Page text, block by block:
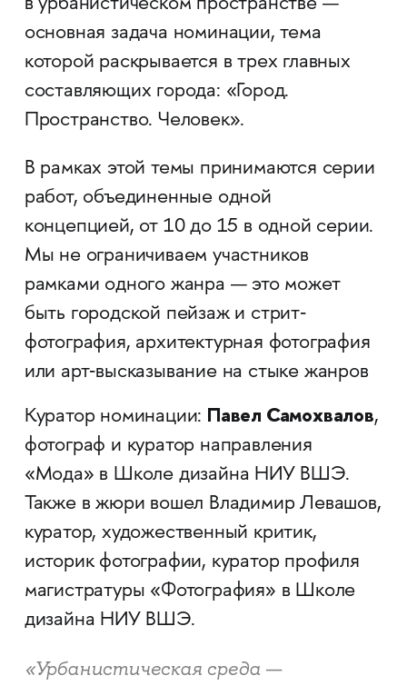
в урбанистическом пространстве —
основная задача номинации, тема
которой раскрывается в трех главных
составляющих города: «Город.
Пространство. Человек».
В рамках этой темы принимаются серии
работ, объединенные одной
концепцией, от 10 до 15 в одной серии.
Мы не ограничиваем участников
рамками одного жанра — это может
быть городской пейзаж и стрит‐
фотография, архитектурная фотография
или арт‐высказывание на стыке жанров
Куратор номинации: Павел Самохвалов,
фотограф и куратор направления
«Мода» в Школе дизайна НИУ ВШЭ.
Также в жюри вошел Владимир Левашов,
куратор, художественный критик,
историк фотографии, куратор профиля
магистратуры «Фотография» в Школе
дизайна НИУ ВШЭ.
«Урбанистическая среда —